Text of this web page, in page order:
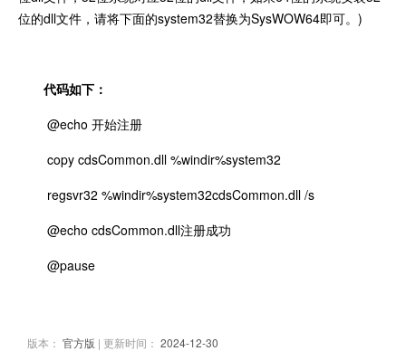
位的dll文件，请将下面的system32替换为SysWOW64即可。)
代码如下：
@echo 开始注册
copy cdsCommon.dll %windir%system32
regsvr32 %windir%system32cdsCommon.dll /s
@echo cdsCommon.dll注册成功
@pause
版本： 官方版 | 更新时间： 2024-12-30